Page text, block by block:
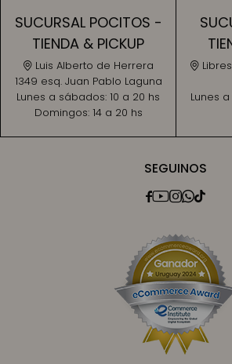
SEGUINOS

SUCURSAL POCITOS -
TIENDA & PICKUP
Luis Alberto de Herrera
1349 esq. Juan Pablo Laguna
Lunes a sábados: 10 a 20 hs
Domingos: 14 a 20 hs
Lunes